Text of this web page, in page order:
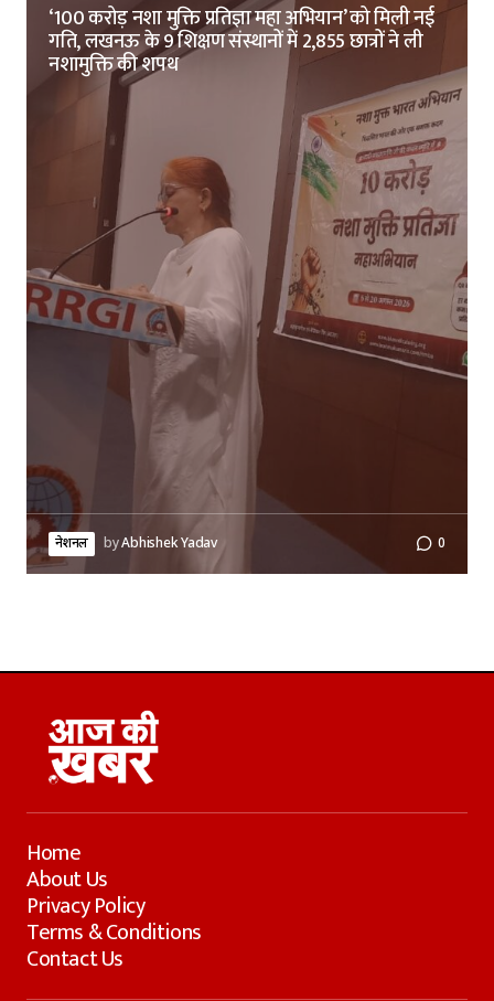
‘100 करोड़ नशा मुक्ति प्रतिज्ञा महा अभियान’ को मिली नई
गति, लखनऊ के 9 शिक्षण संस्थानों में 2,855 छात्रों ने ली
नशामुक्ति की शपथ
नेशनल byAbhishek Yadav 0
Home
About Us
Privacy Policy
Terms & Conditions
Contact Us